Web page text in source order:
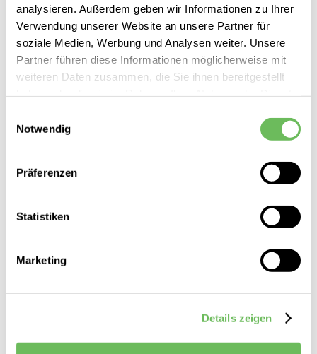
analysieren. Außerdem geben wir Informationen zu Ihrer
Verwendung unserer Website an unsere Partner für
soziale Medien, Werbung und Analysen weiter. Unsere
Partner führen diese Informationen möglicherweise mit
weiteren Daten zusammen, die Sie ihnen bereitgestellt
Notwendig
Präferenzen
Statistiken
Marketing
Details zeigen
Rich & Royal
99,95 €
69,99 €
SALE